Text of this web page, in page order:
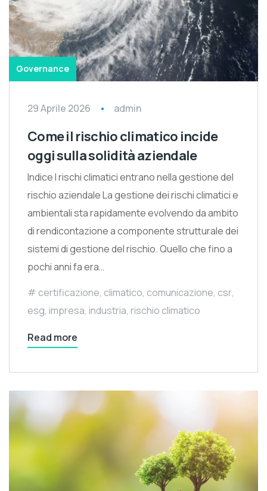
Governance
29 Aprile 2026 admin
Come il rischio climatico incide
oggi sulla solidità aziendale
Indice I rischi climatici entrano nella gestione del
rischio aziendale La gestione dei rischi climatici e
ambientali sta rapidamente evolvendo da ambito
di rendicontazione a componente strutturale dei
sistemi di gestione del rischio. Quello che fino a
pochi anni fa era…
certificazione, climatico, comunicazione, csr,
esg, impresa, industria, rischio climatico
Read more